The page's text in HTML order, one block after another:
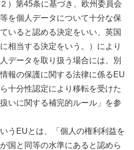
）第45条に基づき、欧州委員会
を個人データについて十分な保
いると認める決定をいい、英国
相当する決定をいう。）により
データを取り扱う場合には、別
報の保護に関する法律に係るEU
十分性認定により移転を受けた
いに関する補完的ルール」を参
うEUとは、「個人の権利利益を
国と同等の水準にあると認めら